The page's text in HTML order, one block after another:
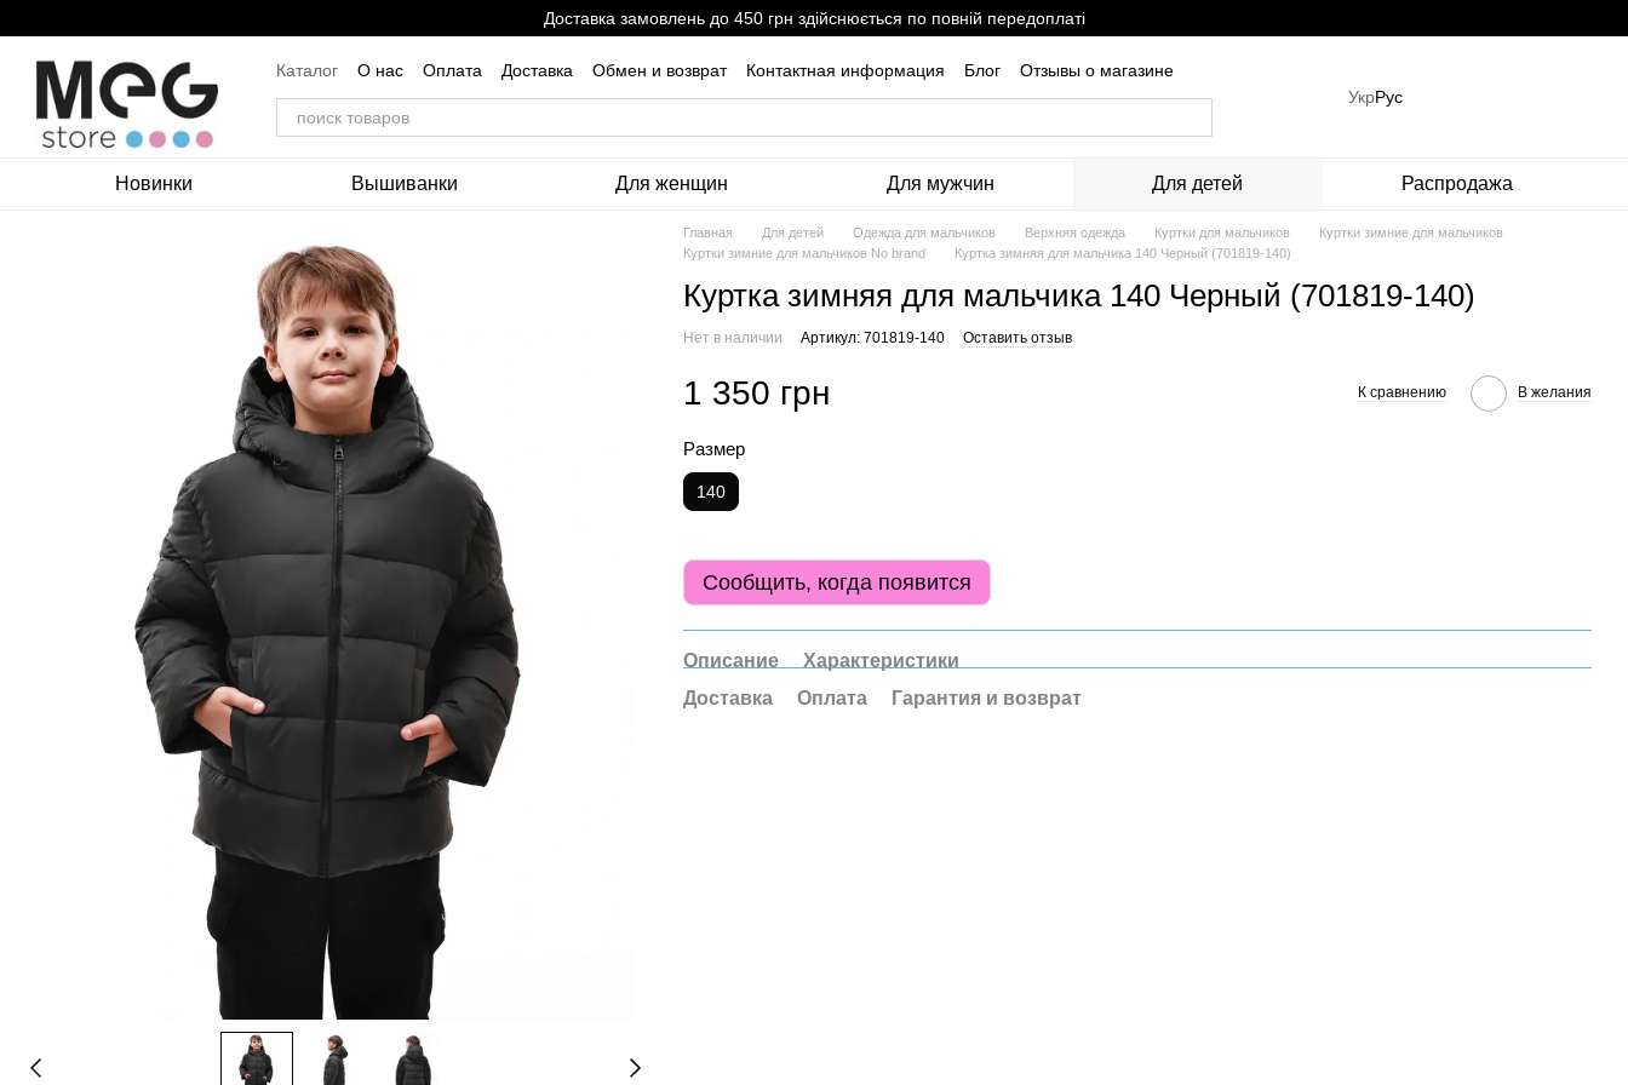
Доставка замовлень до 450 грн здійснюється по повній передоплаті
Каталог О нас Оплата Доставка Обмен и возврат Контактная информация Блог
Отзывы о магазине
Пользовательское соглашение
УкрРус
Новинки Вышиванки Для женщин Для мужчин Для детей Распродажа
Главная Для детей Одежда для мальчиков Верхняя одежда Куртки для мальчиков
Куртки зимние для мальчиков
Куртки зимние для мальчиков No brand
Куртка зимняя для мальчика 140 Черный (701819-140)
Куртка зимняя для мальчика 140 Черный (701819-140)
Нет в наличии Артикул: 701819-140 Оставить отзыв
1 350 грн К сравнению В желания
Размер
140
Сообщить, когда появится
Описание
Характеристики
Доставка
Оплата Гарантия и возврат